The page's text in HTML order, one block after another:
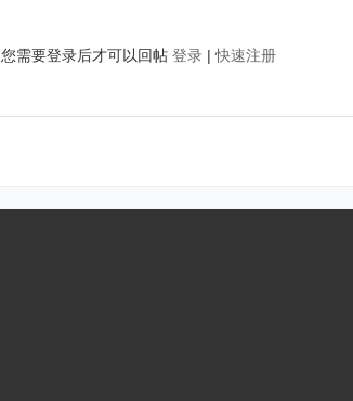
您需要登录后才可以回帖 登录|快速注册